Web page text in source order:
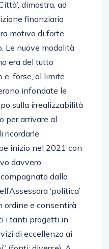
dimostra, ad
finanziaria
motivo di forte
Le nuove modalità
era del tutto
e, forse, al limite
infondate le
sulla irrealizzabilità
per arrivare al
ricordarle
inizio nel 2021 con
davvero
dalla
‘politica’
ordine e consentirà
i tanti progetti in
di eccellenza ai